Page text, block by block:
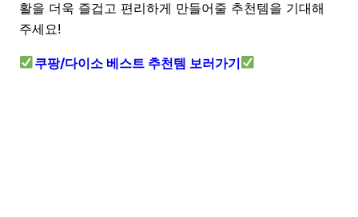
활을 더욱 즐겁고 편리하게 만들어줄 추천템을 기대해
주세요!
쿠팡/다이소 베스트 추천템 보러가기